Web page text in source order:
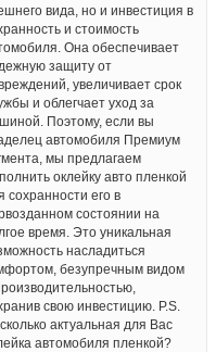
вида, но и инвестиция в
и стоимость
Она обеспечивает
защиту от
увеличивает срок
и облегчает уход за
Поэтому, если вы
автомобиля Премиум
мы предлагаем
оклейку авто пленкой
сохранности его в
состоянии на
время. Это уникальная
насладиться
безупречным видом
свою инвестицию. P.S.
актуальная для Вас
автомобиля пленкой?